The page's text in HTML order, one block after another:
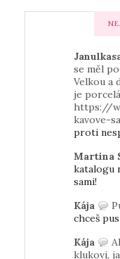
se měl
Velkou a
je
https://
kavove-
proti
Martina
katalogu
sami!
Kája
chceš
Kája
klukovi,